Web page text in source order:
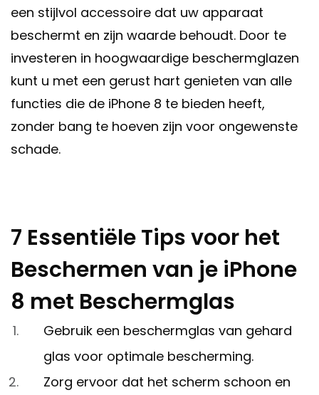
een stijlvol accessoire dat uw apparaat
beschermt en zijn waarde behoudt. Door te
investeren in hoogwaardige beschermglazen
kunt u met een gerust hart genieten van alle
functies die de iPhone 8 te bieden heeft,
zonder bang te hoeven zijn voor ongewenste
schade.
7 Essentiële Tips voor het
Beschermen van je iPhone
8 met Beschermglas
Gebruik een beschermglas van gehard
glas voor optimale bescherming.
Zorg ervoor dat het scherm schoon en